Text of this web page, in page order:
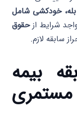
بله، خودکشی شامل
شرایط ازحقوق
سابقه لازم.
بیمه